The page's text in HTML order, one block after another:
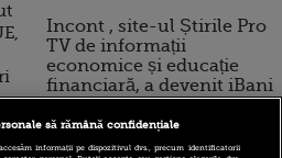
Incont , site-ul Știrile Pro
TV de informații
economice și educație
financiară, a devenit iBani
10 reguli pentru decizii
să rămână confidențiale
informații pe dispozitivul dvs., precum identificatorii